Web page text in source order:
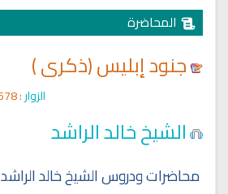
المحاضرة
جنود إبليس (ذكرى )
الزوار: 7578
الشيخ خالد الراشد
محاضرات ودروس الشيخ خالد الراشد